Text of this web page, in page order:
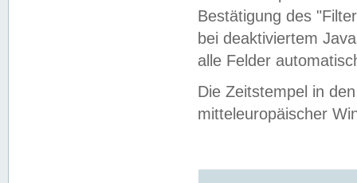
Bestätigung des
bei deaktiviertem
alle Felder
Die Zeitstempel in
mitteleuropäischer